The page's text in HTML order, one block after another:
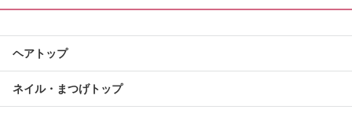
ヘアトップ
ネイル・まつげトップ